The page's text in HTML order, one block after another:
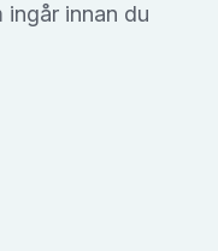
innan du